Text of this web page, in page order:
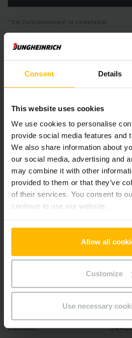
Consent Details
This website uses cookies
We use cookies to personalise
provide social media features and
We also share information about
our social media, advertising and
may combine it with other
provided to them or that they’ve
of their services. You consent to
continue to use our website.
Allow all
Customize
Use necessary
Der Zwischenverkauf ist vorbehalten.
Der folgende Abschnitt bietet
Ausstattungen des
Technische Daten
Blei-
Ladegerät
Batterie Aufarbeitungsjahr
Hubhöhe 8720
1400 kg
5361 h
Bauhöhe 3440